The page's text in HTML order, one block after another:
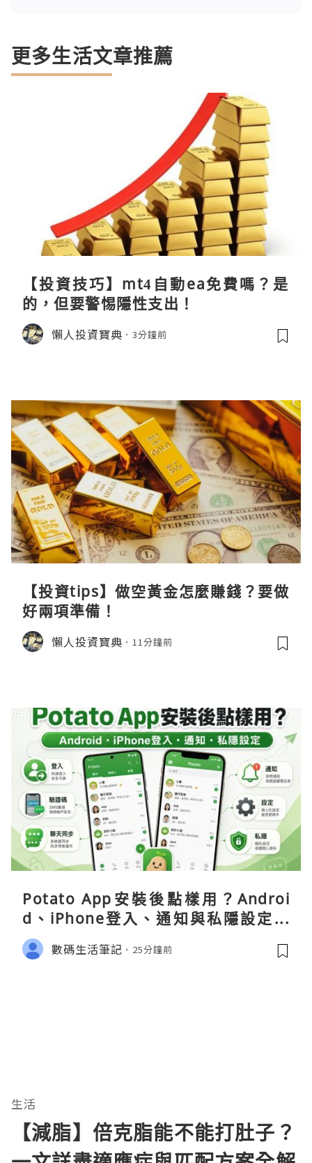
更多生活文章推薦
【投資技巧】mt4自動ea免費嗎？是
的，但要警惕隱性支出！
懶人投資寶典 3分鐘前
【投資tips】做空黃金怎麼賺錢？要做
好兩項準備！
懶人投資寶典 11分鐘前
Potato App安裝後點樣用？Androi
d、iPhone登入、通知與私隱設定完
整指南
數碼生活筆記 25分鐘前
生活
【減脂】倍克脂能不能打肚子？